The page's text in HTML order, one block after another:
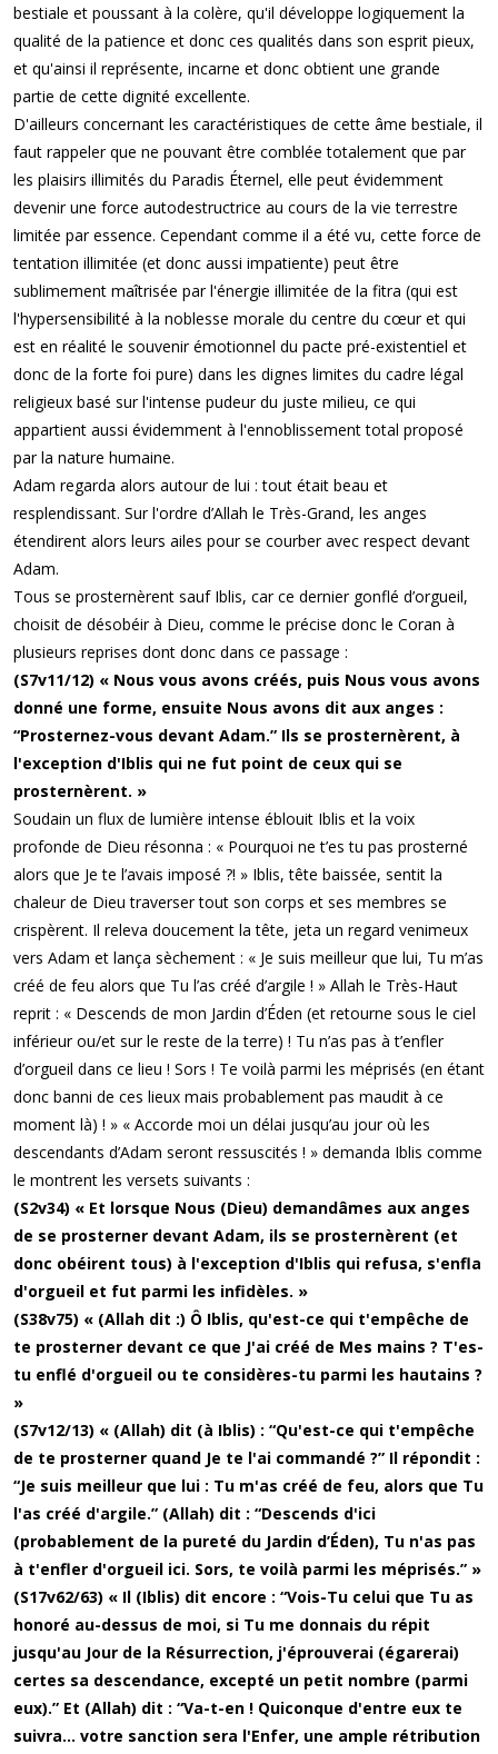
bestiale et poussant à la colère, qu'il développe logiquement la
qualité de la patience et donc ces qualités dans son esprit pieux,
et qu'ainsi il représente, incarne et donc obtient une grande
partie de cette dignité excellente.
D'ailleurs concernant les caractéristiques de cette âme bestiale, il
faut rappeler que ne pouvant être comblée totalement que par
les plaisirs illimités du Paradis Éternel, elle peut évidemment
devenir une force autodestructrice au cours de la vie terrestre
limitée par essence. Cependant comme il a été vu, cette force de
tentation illimitée (et donc aussi impatiente) peut être
sublimement maîtrisée par l'énergie illimitée de la fitra (qui est
l'hypersensibilité à la noblesse morale du centre du cœur et qui
est en réalité le souvenir émotionnel du pacte pré-existentiel et
donc de la forte foi pure) dans les dignes limites du cadre légal
religieux basé sur l'intense pudeur du juste milieu, ce qui
appartient aussi évidemment à l'ennoblissement total proposé
par la nature humaine.
Adam regarda alors autour de lui : tout était beau et
resplendissant. Sur l'ordre d’Allah le Très-Grand, les anges
étendirent alors leurs ailes pour se courber avec respect devant
Adam.
Tous se prosternèrent sauf Iblis, car ce dernier gonflé d’orgueil,
choisit de désobéir à Dieu, comme le précise donc le Coran à
plusieurs reprises dont donc dans ce passage :
(S7v11/12) « Nous vous avons créés, puis Nous vous avons
donné une forme, ensuite Nous avons dit aux anges :
“Prosternez-vous devant Adam.” Ils se prosternèrent, à
l'exception d'Iblis qui ne fut point de ceux qui se
prosternèrent. »
Soudain un flux de lumière intense éblouit Iblis et la voix
profonde de Dieu résonna : « Pourquoi ne t’es tu pas prosterné
alors que Je te l’avais imposé ?! » Iblis, tête baissée, sentit la
chaleur de Dieu traverser tout son corps et ses membres se
crispèrent. Il releva doucement la tête, jeta un regard venimeux
vers Adam et lança sèchement : « Je suis meilleur que lui, Tu m’as
créé de feu alors que Tu l’as créé d’argile ! » Allah le Très-Haut
reprit : « Descends de mon Jardin d’Éden (et retourne sous le ciel
inférieur ou/et sur le reste de la terre) ! Tu n’as pas à t’enfler
d’orgueil dans ce lieu ! Sors ! Te voilà parmi les méprisés (en étant
donc banni de ces lieux mais probablement pas maudit à ce
moment là) ! » « Accorde moi un délai jusqu’au jour où les
descendants d’Adam seront ressuscités ! » demanda Iblis comme
le montrent les versets suivants :
(S2v34) « Et lorsque Nous (Dieu) demandâmes aux anges
de se prosterner devant Adam, ils se prosternèrent (et
donc obéirent tous) à l'exception d'Iblis qui refusa, s'enfla
d'orgueil et fut parmi les infidèles. »
(S38v75) « (Allah dit :) Ô Iblis, qu'est-ce qui t'empêche de
te prosterner devant ce que J'ai créé de Mes mains ? T'es-
tu enflé d'orgueil ou te considères-tu parmi les hautains ?
»
(S7v12/13) « (Allah) dit (à Iblis) : “Qu'est-ce qui t'empêche
de te prosterner quand Je te l'ai commandé ?” Il répondit :
“Je suis meilleur que lui : Tu m'as créé de feu, alors que Tu
l'as créé d'argile.” (Allah) dit : “Descends d'ici
(probablement de la pureté du Jardin d’Éden), Tu n'as pas
à t'enfler d'orgueil ici. Sors, te voilà parmi les méprisés.” »
(S17v62/63) « Il (Iblis) dit encore : “Vois-Tu celui que Tu as
honoré au-dessus de moi, si Tu me donnais du répit
jusqu'au Jour de la Résurrection, j'éprouverai (égarerai)
certes sa descendance, excepté un petit nombre (parmi
eux).” Et (Allah) dit : “Va-t-en ! Quiconque d'entre eux te
suivra... votre sanction sera l'Enfer, une ample rétribution